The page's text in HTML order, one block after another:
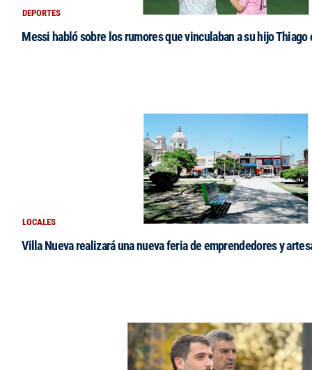
DEPORTES
Messi habló sobre los rumores que vinculaban a su hijo Thiago
LOCALES
Villa Nueva realizará una nueva feria de emprendedores y